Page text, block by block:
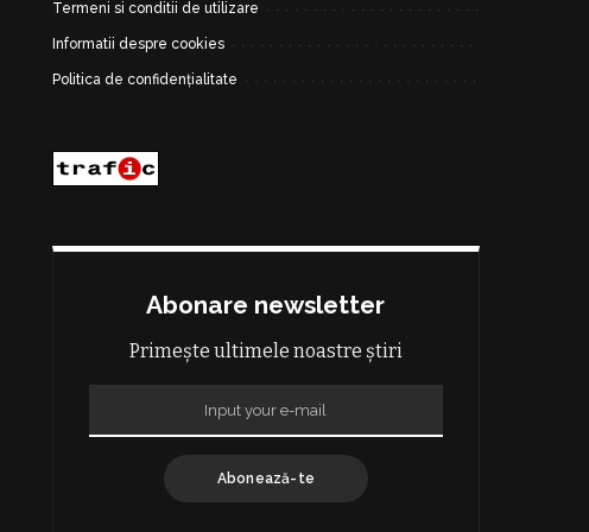
Termeni si conditii de utilizare
Informatii despre cookies
Politica de confidențialitate
Abonare newsletter
Primește ultimele noastre știri
Abonează-te